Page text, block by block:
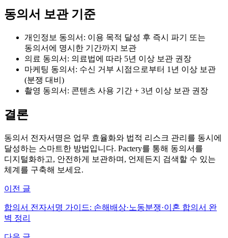
동의서 보관 기준
개인정보 동의서: 이용 목적 달성 후 즉시 파기 또는
동의서에 명시한 기간까지 보관
의료 동의서: 의료법에 따라 5년 이상 보관 권장
마케팅 동의서: 수신 거부 시점으로부터 1년 이상 보관
(분쟁 대비)
촬영 동의서: 콘텐츠 사용 기간 + 3년 이상 보관 권장
결론
동의서 전자서명은 업무 효율화와 법적 리스크 관리를 동시에
달성하는 스마트한 방법입니다. Pactery를 통해 동의서를
디지털화하고, 안전하게 보관하며, 언제든지 검색할 수 있는
체계를 구축해 보세요.
이전 글
합의서 전자서명 가이드: 손해배상·노동분쟁·이혼 합의서 완
벽 정리